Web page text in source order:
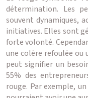
détermination. Les
souvent dynamiques,
initiatives. Elles sont
forte volonté.
une colère refoulée ou
peut signifier un
55% des
rouge. Par exemple,